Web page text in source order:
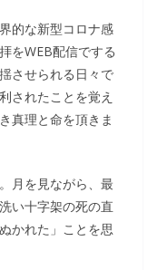
的な新型コロナ感
をWEB配信でする
させられる日々で
されたことを覚え
真理と命を頂きま
月を見ながら、最
い十字架の死の直
かれた」ことを思